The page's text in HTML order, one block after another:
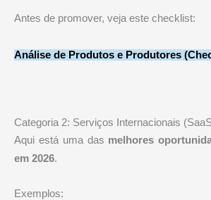
Antes de promover, veja este checklist:
Análise de Produtos e Produtores
Categoria 2: Serviços Internacionais
Aqui está uma das melhores
em 2026.
Exemplos: